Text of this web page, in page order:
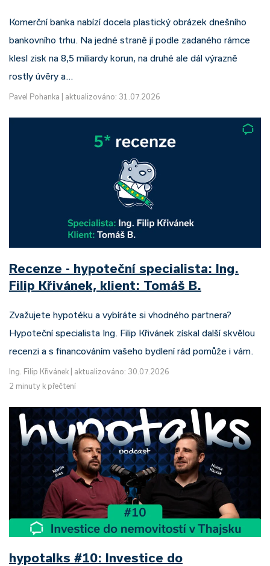
Komerční banka nabízí docela plastický obrázek dnešního
bankovního trhu. Na jedné straně jí podle zadaného rámce
klesl zisk na 8,5 miliardy korun, na druhé ale dál výrazně
rostly úvěry a…
Pavel Pohanka aktualizováno: 31.07.2026
Recenze - hypoteční specialista: Ing.
Filip Křivánek, klient: Tomáš B.
Zvažujete hypotéku a vybíráte si vhodného partnera?
Hypoteční specialista Ing. Filip Křivánek získal další skvělou
recenzi a s financováním vašeho bydlení rád pomůže i vám.
Ing. Filip Křivánek
aktualizováno: 30.07.2026
2 minuty k přečtení
hypotalks #10: Investice do